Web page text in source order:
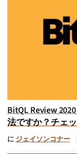
BitQL Review
法ですか？チェ
に ジェイソンコナー